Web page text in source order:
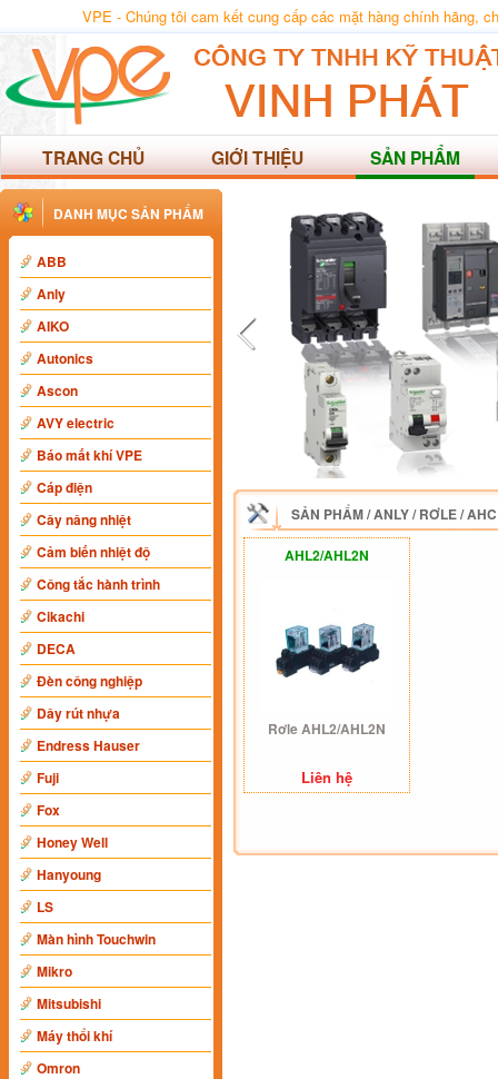
VPE - Chúng tôi cam kết cung cấp các mặt hàng chính hãng,
TRANG CHỦ GIỚI THIỆU SẢN PHẨM
DANH MỤC SẢN PHẨM
ABB
Anly
AIKO
Autonics
Ascon
AVY electric
Báo mất khí VPE
Cáp điện
Cây nâng nhiệt
Cảm biến nhiệt độ
Công tắc hành trình
Cikachi
DECA
Đèn công nghiệp
Dây rút nhựa
Endress Hauser
Fuji
Fox
Honey Well
Hanyoung
LS
Màn hình Touchwin
Mikro
Mitsubishi
Máy thổi khí
Omron
SẢN PHẨM/ANLY/RƠLE/
AHL2/AHL2N
Rơle AHL2/AHL2N
Liên hệ